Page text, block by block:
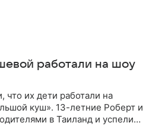
работали на шоу
что их дети работали на
куш». 13-летние Роберт и
в Таиланд и успели